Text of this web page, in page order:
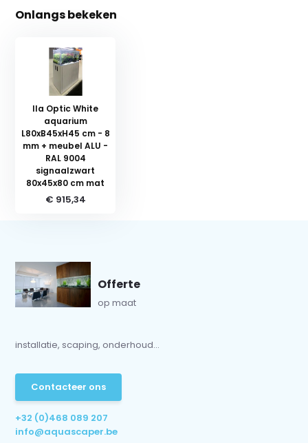
Onlangs bekeken
Ila Optic White
aquarium
L80xB45xH45 cm - 8
mm + meubel ALU -
RAL 9004
signaalzwart
80x45x80 cm mat
€ 915,34
Offerte
op maat
installatie, scaping, onderhoud...
Contacteer ons
+32 (0)468 089 207
info@aquascaper.be